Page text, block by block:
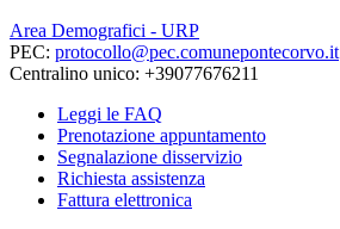
Area Demografici - URP
PEC: protocollo@pec.comunepontecorvo.it
Centralino unico: +39077676211
Leggi le FAQ
Prenotazione appuntamento
Segnalazione disservizio
Richiesta assistenza
Fattura elettronica